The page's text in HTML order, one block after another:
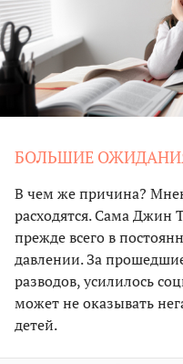
БОЛЬШИЕ
В чем же причина?
расходятся. Сама Джин
прежде всего в
давлении. За
разводов, усилилось
может не оказывать
детей.